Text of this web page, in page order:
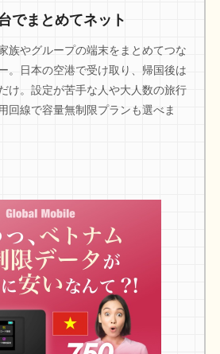
でまとめてネット
族やグループの端末をまとめてつな
。日本の空港で受け取り、帰国後は
け。設定が苦手な人や大人数の旅行
回線で容量無制限プランも選べま